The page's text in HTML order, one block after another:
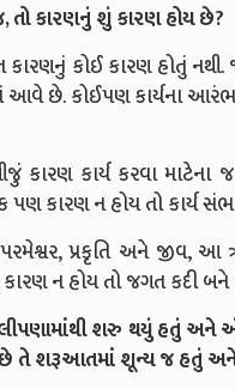
તો કારણનું શું કારણ હોય છે?
કોઈ કારણ હોતું નથી.
આવે છે. કોઈપણ કાર્યના
કારણ કાર્ય કરવા માટેના
પણ કારણ ન હોય તો કાર્ય
પ્રકૃતિ અને જીવ, આ
ન હોય તો જગત કદી બને
શરુ થયું હતું
છે તે શરૂઆતમાં શૂન્ય જ હતું